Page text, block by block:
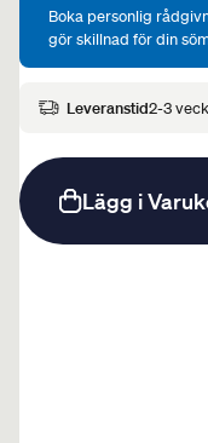
Boka personlig
gör skillnad för din
Leveranstid2-3
Lägg i